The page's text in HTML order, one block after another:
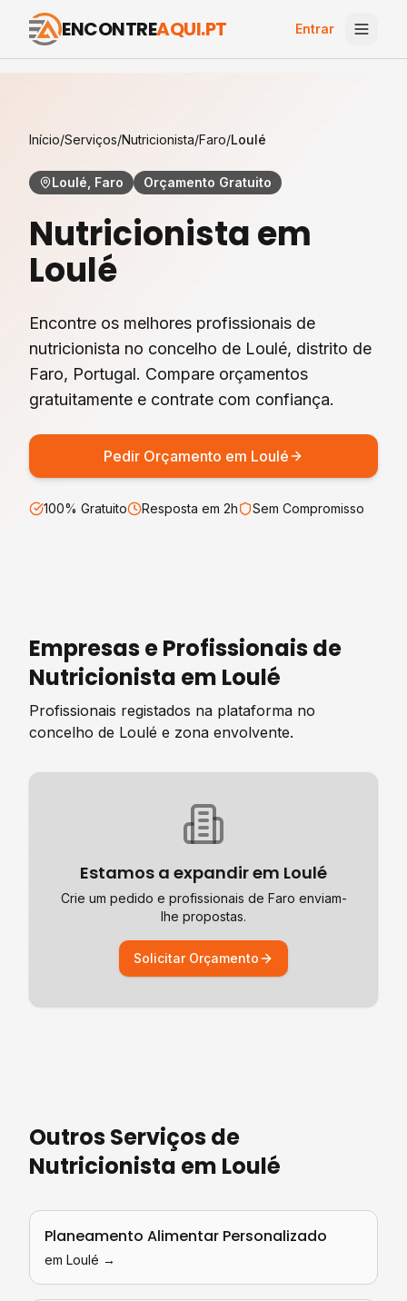
ENCONTREAQUI.PT Entrar
Início/Serviços/Nutricionista/Faro/Loulé
Loulé, Faro Orçamento Gratuito
Nutricionistaem
Loulé
Encontre os melhores profissionais de
nutricionista no concelho de Loulé, distrito de
Faro, Portugal. Compare orçamentos
gratuitamente e contrate com confiança.
Pedir Orçamento em Loulé
100% Gratuito Resposta em 2h Sem Compromisso
Empresas e Profissionais de
Nutricionista em Loulé
Profissionais registados na plataforma no
concelho de Loulé e zona envolvente.
Estamos a expandir em Loulé
Crie um pedido e profissionais de Faro enviam-
lhe propostas.
Solicitar Orçamento
Outros Serviços de
Nutricionista em Loulé
Planeamento Alimentar Personalizado
em Loulé →